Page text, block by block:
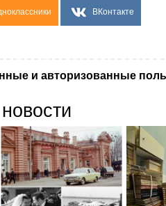
ВКонтакте
и авторизованные